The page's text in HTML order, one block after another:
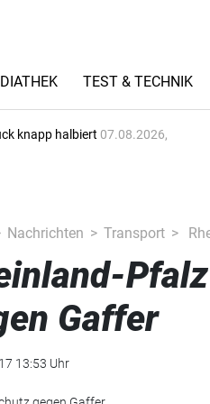
TEST & TECHNIK
knapp halbiert 07.08.2026,
Nachrichten Transport
Gaffer
13:53 Uhr